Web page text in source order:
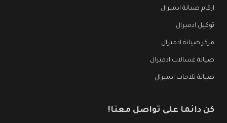
ارقام صيانة ادميرال
توكيل ادميرال
مركز صيانة ادميرال
صيانة غسالات ادميرال
صيانة ثلاجات ادميرال
كن دائما على تواصل معنا!